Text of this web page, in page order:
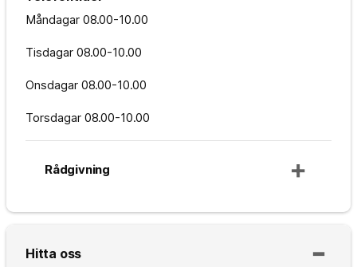
Måndagar 08.00-10.00
Tisdagar 08.00-10.00
Onsdagar 08.00-10.00
Torsdagar 08.00-10.00
Rådgivning
Hitta oss